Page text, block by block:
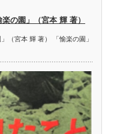
の園」（宮本 輝 著）
（宮本 輝 著） 「愉楽の園」